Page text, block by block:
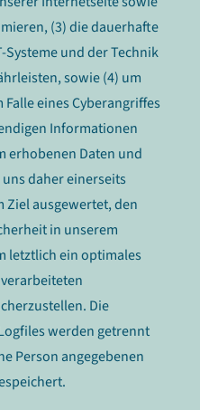
(3) die dauerhafte
und der Technik
sowie (4) um
eines Cyberangriffes
Informationen
erhobenen Daten und
daher einerseits
ausgewertet, den
in unserem
letztlich ein optimales
Die
werden getrennt
Person angegebenen